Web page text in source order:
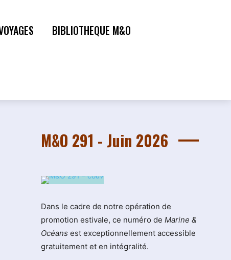
BIBLIOTHEQUE M&O
M&O 291 - Juin 2026
Dans le cadre de notre opération de
promotion estivale, ce numéro de Marine &
Océans est exceptionnellement accessible
gratuitement et en intégralité.